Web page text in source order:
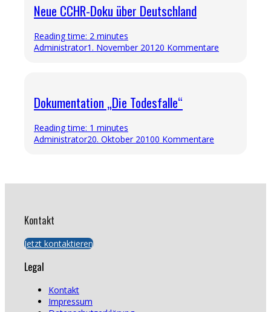
Neue CCHR-Doku über Deutschland
Reading time: 2 minutes
Administrator1. November 20120 Kommentare
Dokumentation „Die Todesfalle“
Reading time: 1 minutes
Administrator20. Oktober 20100 Kommentare
Kontakt
Jetzt kontaktieren
Legal
Kontakt
Impressum